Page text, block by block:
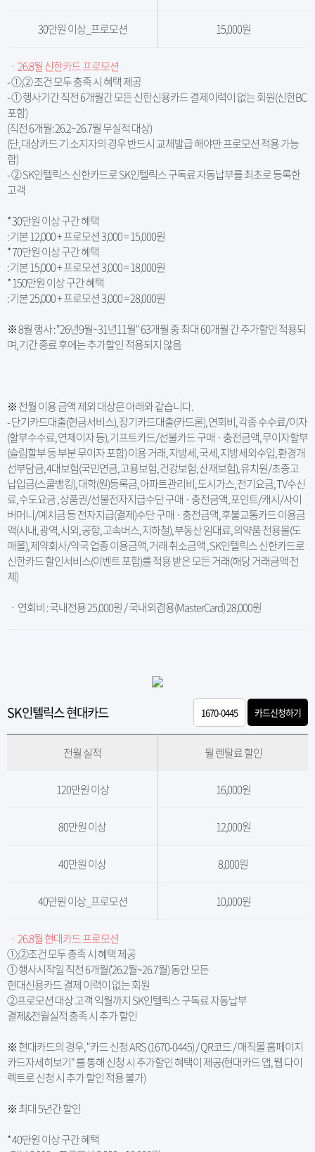
30만원 이상_프로모션 15,000원
ㆍ 26.8월 신한카드 프로모션
- ①,② 조건 모두 충족 시 혜택 제공
- ① 행사기간 직전 6개월간 모든 신한신용카드 결제이력이 없는 회원(신한BC
포함)
(직전 6개월: 26.2~26.7월 무실적 대상)
(단, 대상카드 기 소지자의 경우 반드시 교체발급 해야만 프로모션 적용 가능
함)
- ② SK인텔릭스 신한카드로 SK인텔릭스 구독료 자동납부를 최초로 등록한
고객
* 30만원 이상 구간 혜택
: 기본 12,000 + 프로모션 3,000 = 15,000원
* 70만원 이상 구간 혜택
: 기본 15,000 + 프로모션 3,000 = 18,000원
* 150만원 이상 구간 혜택
: 기본 25,000 + 프로모션 3,000 = 28,000원
※ 8월 행사 : "26년9월~31년11월" 63개월 중 최대 60개월 간 추가할인 적용되
며, 기간 종료 후에는 추가할인 적용되지 않음
※ 전월 이용 금액 제외 대상은 아래와 같습니다.
- 단기카드대출(현금서비스), 장기카드대출(카드론), 연회비, 각종 수수료/이자
(할부수수료, 연체이자 등), 기프트카드/선불카드 구매 · 충전금액, 무이자할부
(슬림할부 등 부분 무이자 포함) 이용 거래, 지방세, 국세, 지방세외수입, 환경개
선부담금, 4대보험(국민연금, 고용보험, 건강보험, 산재보험), 유치원/초중고
납입금(스쿨뱅킹), 대학(원)등록금, 아파트관리비, 도시가스, 전기요금, TV수신
료, 수도요금 , 상품권/선불전자지급수단 구매 · 충전금액, 포인트/캐시/사이
버머니/예치금 등 전자지급(결제)수단 구매 · 충전금액, 후불교통카드 이용금
액(시내, 광역, 시외, 공항, 고속버스, 지하철), 부동산 임대료, 의약품 전용몰(도
매몰), 제약회사/약국 업종 이용금액, 거래 취소금액 , SK인텔릭스 신한카드로
신한카드 할인서비스(이벤트 포함)를 적용 받은 모든 거래(해당 거래금액 전
체)
ㆍ 연회비 : 국내전용 25,000원 / 국내외겸용(MasterCard) 28,000원
SK인텔릭스 현대카드 1670-0445 카드신청하기
전월 실적 월 렌탈료 할인
120만원 이상 16,000원
80만원 이상 12,000원
40만원 이상 8,000원
40만원 이상_프로모션 10,000원
ㆍ 26.8월 현대카드 프로모션
①,②조건 모두 총족 시 혜택 제공
① 행사시작일 직전 6개월('26.2월~26.7월) 동안 모든
현대신용카드 결제 이력이 없는 회원
②프로모션 대상 고객 익월까지 SK인텔릭스 구독료 자동납부
결제&전월실적 충족 시 추가 할인
※ 현대카드의 경우, "카드 신청 ARS (1670-0445) / QR코드 / 매직몰 홈페이지
카드자세히보기" 를 통해 신청 시 추가할인 혜택이 제공(현대카드 앱, 웹 다이
렉트로 신청 시 추가 할인 적용 불가)
※ 최대 5년간 할인
* 40만원 이상 구간 혜택